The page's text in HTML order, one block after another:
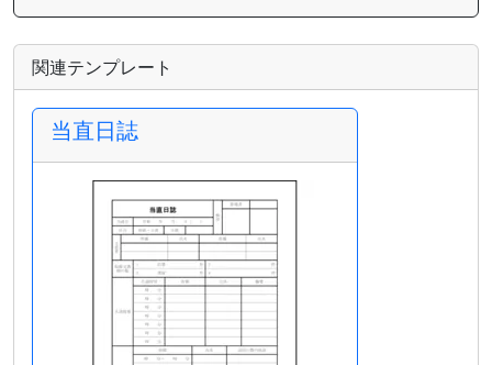
関連テンプレート
当直日誌